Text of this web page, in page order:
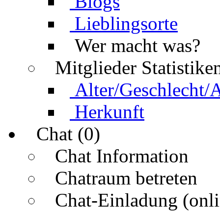
Lieblingsorte
Wer macht was?
Mitglieder
Alter/Geschlecht/
Herkunft
Chat (0)
Chat Information
Chatraum betreten
Chat-Einladung